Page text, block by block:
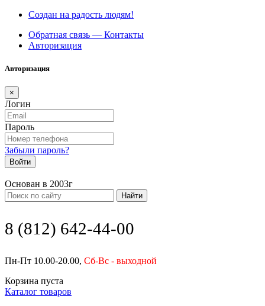
Создан на радость людям!
Обратная связь — Контакты
Авторизация
Авторизация
×
Логин
Пароль
Забыли пароль?
Войти
Основан в 2003г
Найти
8 (812) 642-44-00
Пн-Пт 10.00-20.00, Сб-Вс - выходной
Корзина пуста
Каталог товаров